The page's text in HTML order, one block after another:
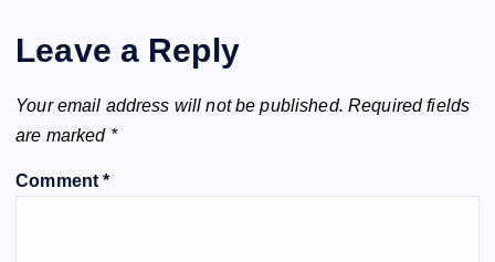
Leave a Reply
Your email address will not be published. Required fields
are marked *
Comment*